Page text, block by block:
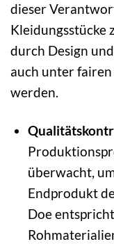
dieser
Kleidungsstücke
durch Design
auch unter
werden.
überwacht,
Endprodukt
Doe